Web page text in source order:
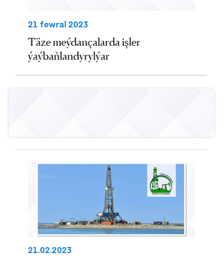
21 fewral 2023
Täze meýdançalarda işler
ýaýbaňlandyrylýar
21.02.2023